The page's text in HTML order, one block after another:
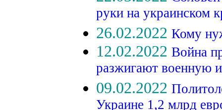
руки на украинском
26.02.2022 Кому
12.02.2022 Война
разжигают военную
09.02.2022
Украине 1,2 млрд